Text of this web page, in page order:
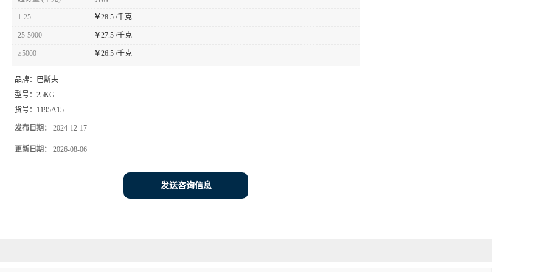
1-25 ￥28.5 /千克
25-5000 ￥27.5 /千克
≥5000 ￥26.5 /千克
品牌：
巴斯夫
型号： 25KG
货号： 1195A15
发布日期： 2024-12-17
更新日期： 2026-08-06
发送咨询信息